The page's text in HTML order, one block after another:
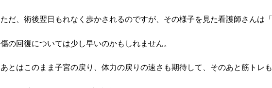
ただ、術後翌日もれなく歩かされるのですが、その様子を見た看護師さんは
傷の回復については少し早いのかもしれません。
あとはこのまま子宮の戻り、体力の戻りの速さも期待して、そのあと筋トレ